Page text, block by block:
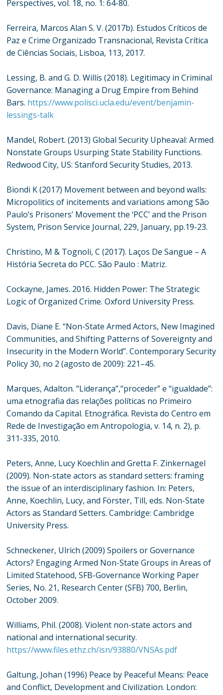
Perspectives, vol. 18, no. 1: 64-80.
Ferreira, Marcos Alan S. V. (2017b). Estudos Críticos de
Paz e Crime Organizado Transnacional, Revista Crítica
de Ciências Sociais, Lisboa, 113, 2017.
Lessing, B. and G. D. Willis (2018). Legitimacy in Criminal
Governance: Managing a Drug Empire from Behind
Bars. https://www.polisci.ucla.edu/event/benjamin-
lessings-talk
Mandel, Robert. (2013) Global Security Upheaval: Armed
Nonstate Groups Usurping State Stability Functions.
Redwood City, US: Stanford Security Studies, 2013.
Biondi K (2017) Movement between and beyond walls:
Micropolitics of incitements and variations among São
Paulo’s Prisoners’ Movement the ‘PCC’ and the Prison
System, Prison Service Journal, 229, January, pp.19-23.
Christino, M & Tognoli, C (2017). Laços De Sangue – A
História Secreta do PCC. São Paulo : Matriz.
Cockayne, James. 2016. Hidden Power: The Strategic
Logic of Organized Crime. Oxford University Press.
Davis, Diane E. “Non-State Armed Actors, New Imagined
Communities, and Shifting Patterns of Sovereignty and
Insecurity in the Modern World”. Contemporary Security
Policy 30, no 2 (agosto de 2009): 221–45.
Marques, Adalton. “Liderança”,“proceder” e “igualdade”:
uma etnografia das relações políticas no Primeiro
Comando da Capital. Etnográfica. Revista do Centro em
Rede de Investigação em Antropologia, v. 14, n. 2), p.
311-335, 2010.
Peters, Anne, Lucy Koechlin and Gretta F. Zinkernagel
(2009). Non-state actors as standard setters: framing
the issue of an interdisciplinary fashion. In: Peters,
Anne, Koechlin, Lucy, and Förster, Till, eds. Non-State
Actors as Standard Setters. Cambridge: Cambridge
University Press.
Schneckener, Ulrich (2009) Spoilers or Governance
Actors? Engaging Armed Non-State Groups in Areas of
Limited Statehood, SFB-Governance Working Paper
Series, No. 21, Research Center (SFB) 700, Berlin,
October 2009.
Williams, Phil. (2008). Violent non-state actors and
national and international security.
https://www.files.ethz.ch/isn/93880/VNSAs.pdf
Galtung, Johan (1996) Peace by Peaceful Means: Peace
and Conflict, Development and Civilization. London: